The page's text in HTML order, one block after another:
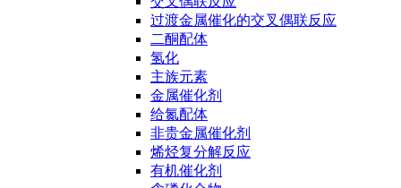
过渡金属催化的交叉偶联反应
二酮配体
氢化
主族元素
金属催化剂
给氮配体
非贵金属催化剂
烯烃复分解反应
有机催化剂